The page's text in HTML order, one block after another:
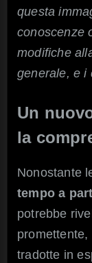
questa
conoscenze
modifiche
generale, e i
Un
la
Nonostante
tempo a
potrebbe
tradotte in